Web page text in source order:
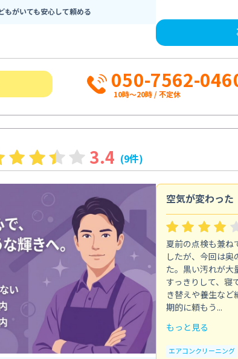
もがいても安心して頼める
050-7562-
10時～20時 / 不定休
3.4 (9件)
空気が変わった
夏前の点検も兼ね
したが、今回は
た。黒い汚れが大
すっきりして、寝
き替えや養生など
期的に頼もう...
もっと見る
エアコンクリーニング